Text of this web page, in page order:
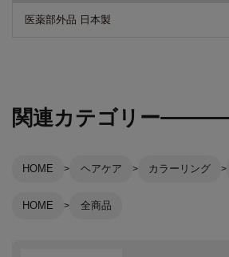
医薬部外品 日本製
関連カテゴリー
HOME ヘアケア カラーリング
HOME 全商品